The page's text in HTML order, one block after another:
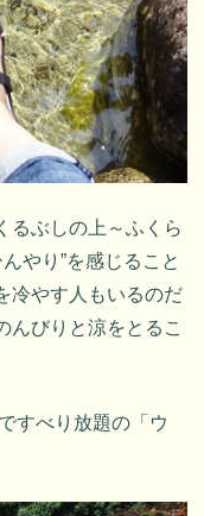
るぶしの上～ふくら
やり”を感じること
冷やす人もいるのだ
んびりと涼をとるこ
すべり放題の「ウ